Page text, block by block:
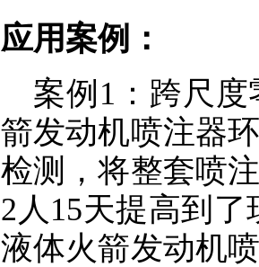
应用案例：
案例1：跨尺
箭发动机喷注器
检测，将整套喷
2人15天提高到
液体火箭发动机